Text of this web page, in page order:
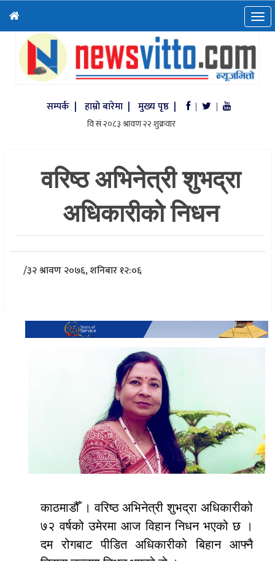
सम्पर्क | हाम्रो बारेमा | मुख्य पृष्ठ | | |
वरिष्ठ अभिनेत्री शुभद्रा
अधिकारीको निधन
/३२ श्रावण २०७६, शनिबार १२:०६
काठमाडौँ । वरिष्ठ अभिनेत्री शुभद्रा अधिकारीको
७२ वर्षको उमेरमा आज विहान निधन भएको छ ।
दम रोगबाट पीडित अधिकारीको बिहान आफ्नै